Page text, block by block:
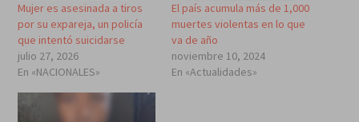
Mujer es asesinada a tiros
por su expareja, un policía
que intentó suicidarse
julio 27, 2026
En «NACIONALES»
El país acumula más de 1,000
muertes violentas en lo que
va de año
noviembre 10, 2024
En «Actualidades»